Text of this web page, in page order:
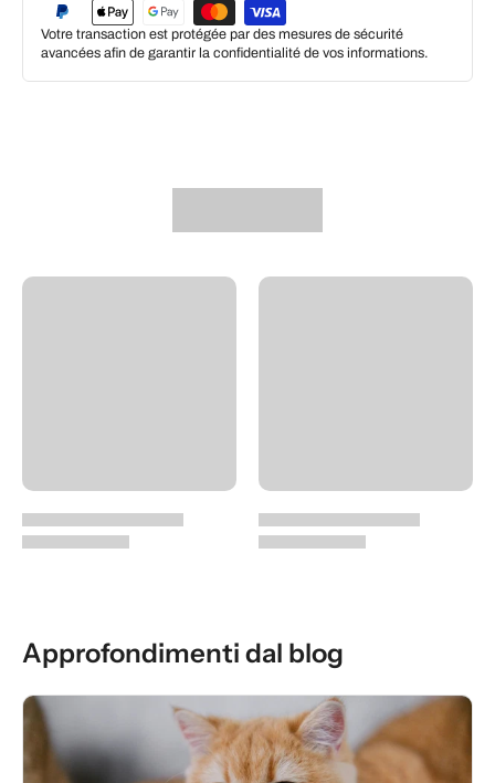
Votre transaction est protégée par des mesures de sécurité
avancées afin de garantir la confidentialité de vos informations.
Approfondimenti dal blog